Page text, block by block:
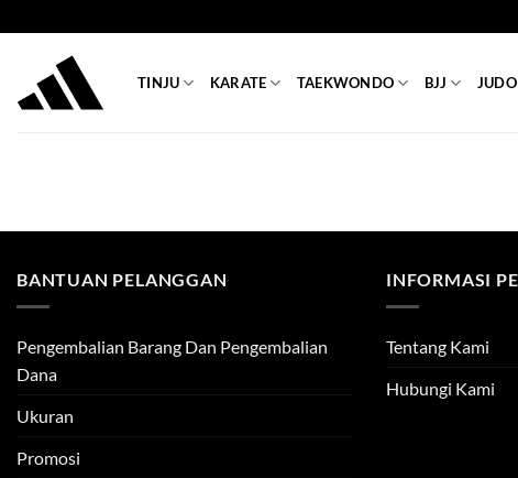
to
content
TINJU KARATE TAEKWONDO BJJ JUDO
BANTUAN PELANGGAN
Pengembalian Barang Dan Pengembalian
Dana
Ukuran
Promosi
INFORMASI
Tentang Kami
Hubungi Kami